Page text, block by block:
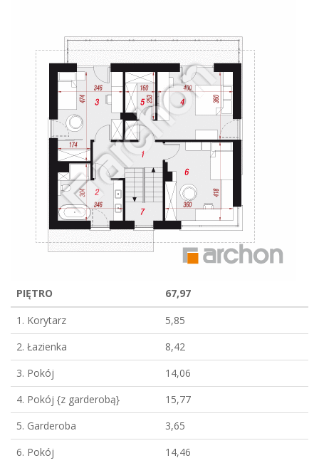
PIĘTRO
67,97
1. Korytarz
5,85
2. Łazienka
8,42
3. Pokój
14,06
4. Pokój {z garderobą}
15,77
5. Garderoba
3,65
6. Pokój
14,46